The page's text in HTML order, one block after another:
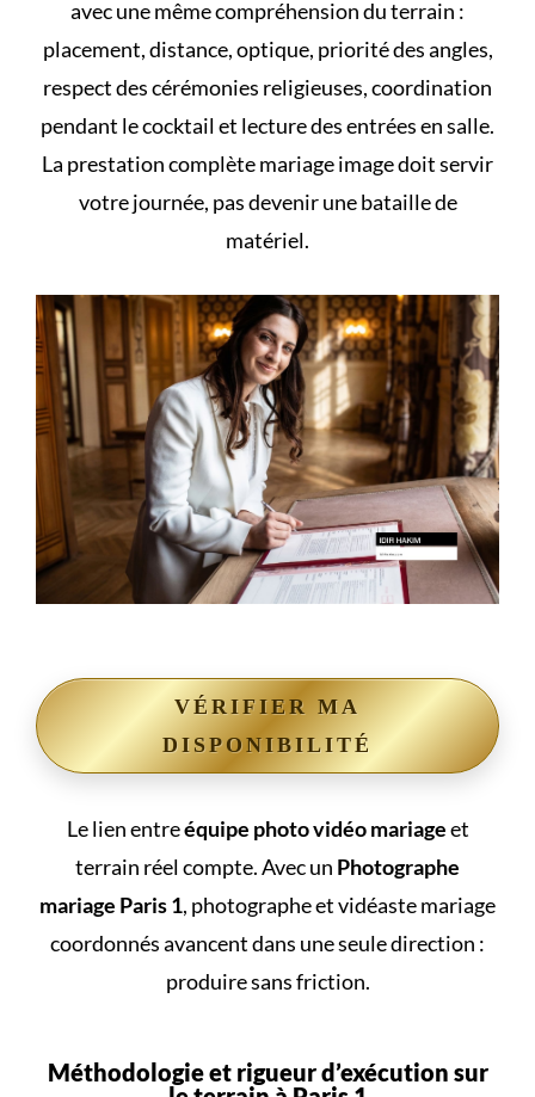
avec une même compréhension du terrain :
placement, distance, optique, priorité des angles,
respect des cérémonies religieuses, coordination
pendant le cocktail et lecture des entrées en salle.
La prestation complète mariage image doit servir
votre journée, pas devenir une bataille de
matériel.
VÉRIFIER MA
DISPONIBILITÉ
Le lien entreéquipe photo vidéo mariageet
terrain réel compte. Avec un Photographe
mariage Paris 1, photographe et vidéaste mariage
coordonnés avancent dans une seule direction :
produire sans friction.
Méthodologie et rigueur d’exécution sur